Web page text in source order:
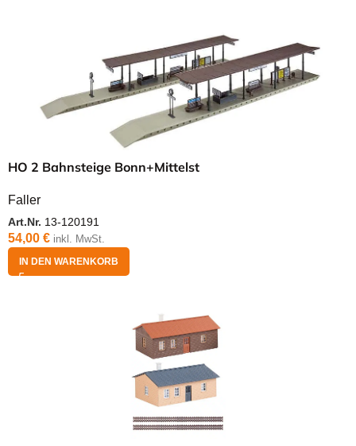
HO 2 Bahnsteige Bonn+Mittelst
Faller
Art.Nr. 13-120191
54,00 € inkl. MwSt.
IN DEN WARENKORB